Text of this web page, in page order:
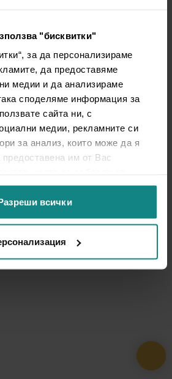
"бисквитки"
за да персонализираме
да предоставяме
медии и да анализираме
споделяме информация за
сайта ни, с
медии, рекламните си
за анализ, които може да я
предоставена им от Вас
страна на услугите им.
всички